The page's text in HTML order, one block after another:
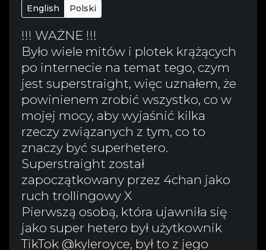
English Polski
!!! WAŻNE !!!
Było wiele mitów i plotek krążących
po internecie na temat tego, czym
jest superstraight, więc uznałem, że
powinienem zrobić wszystko, co w
mojej mocy, aby wyjaśnić kilka
rzeczy związanych z tym, co to
znaczy być superhetero.
Superstraight został
zapoczątkowany przez 4chan jako
ruch trollingowy X
Pierwszą osobą, która ujawniła się
jako super hetero był użytkownik
TikTok @kyleroyce, był to z jego